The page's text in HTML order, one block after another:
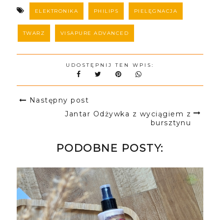
ELEKTRONIKA PHILIPS PIELĘGNACJA
TWARZ VISAPURE ADVANCED
UDOSTĘPNIJ TEN WPIS:
Następny post
Jantar Odżywka z wyciągiem z
bursztynu
PODOBNE POSTY: